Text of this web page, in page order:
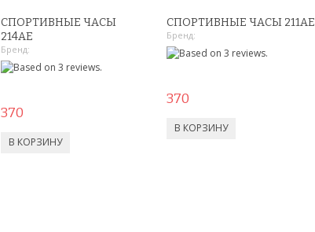
СПОРТИВНЫЕ ЧАСЫ
214AE
Бренд:
370
СПОРТИВНЫЕ ЧАСЫ 211AE
Бренд:
370